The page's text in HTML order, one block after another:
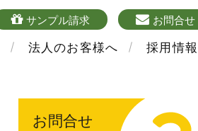
法人のお客様へ 採用情報
sample
サンプル請求 mailform
お問合せ
お問合せ